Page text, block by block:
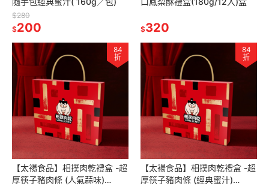
$280
$200 $320
84
折
【太禓食品】相撲肉乾禮盒 -超
厚筷子豬肉條 (人氣蒜味)
84
折
【太禓食品】相撲肉乾禮盒 -超
厚筷子豬肉條 (經典蜜汁)